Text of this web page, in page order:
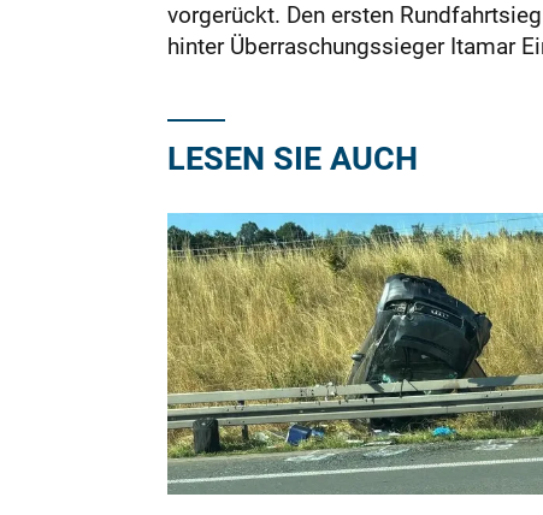
vorgerückt. Den ersten
hinter Überraschungssieger Itamar
LESEN SIE AUCH